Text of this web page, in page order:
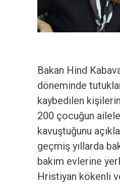
Bakan Hind
döneminde
kaybedilen
200 çocuğun
kavuştuğunu
geçmiş yıllarda
bakım evlerine
Hristiyan kökenli